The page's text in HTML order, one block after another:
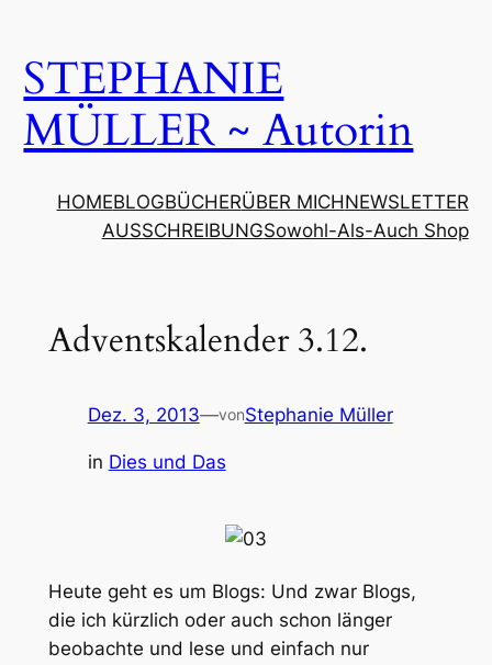
springen
STEPHANIE
MÜLLER ~ Autorin
HOMEBLOGBÜCHERÜBER MICHNEWSLETTER
AUSSCHREIBUNGSowohl-Als-Auch Shop
Adventskalender 3.12.
Dez. 3, 2013—vonStephanie Müller
in Dies und Das
Heute geht es um Blogs: Und zwar Blogs,
die ich kürzlich oder auch schon länger
beobachte und lese und einfach nur